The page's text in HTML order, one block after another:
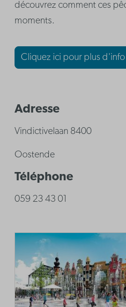
découvrez comment ces
moments.
Cliquez ici pour plus d'info
Adresse
Vindictivelaan 8400
Oostende
Téléphone
059 23 43 01